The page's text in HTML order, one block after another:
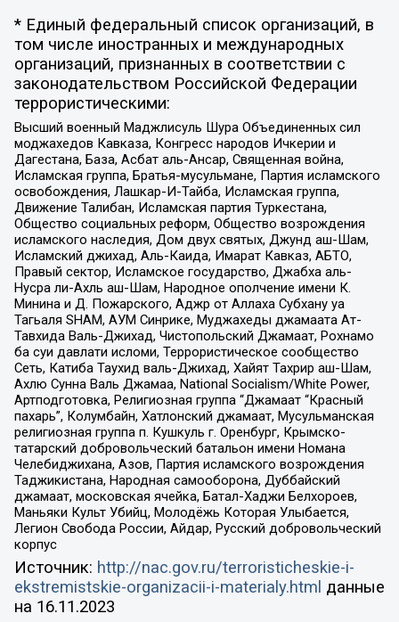
* Единый федеральный список организаций, в
том числе иностранных и международных
организаций, признанных в соответствии с
законодательством Российской Федерации
террористическими:
Высший военный Маджлисуль Шура Объединенных сил
моджахедов Кавказа, Конгресс народов Ичкерии и
Дагестана, База, Асбат аль-Ансар, Священная война,
Исламская группа, Братья-мусульмане, Партия исламского
освобождения, Лашкар-И-Тайба, Исламская группа,
Движение Талибан, Исламская партия Туркестана,
Общество социальных реформ, Общество возрождения
исламского наследия, Дом двух святых, Джунд аш-Шам,
Исламский джихад, Аль-Каида, Имарат Кавказ, АБТО,
Правый сектор, Исламское государство, Джабха аль-
Нусра ли-Ахль аш-Шам, Народное ополчение имени К.
Минина и Д. Пожарского, Аджр от Аллаха Субхану уа
Тагьаля SHAM, АУМ Синрике, Муджахеды джамаата Ат-
Тавхида Валь-Джихад, Чистопольский Джамаат, Рохнамо
ба суи давлати исломи, Террористическое сообщество
Сеть, Катиба Таухид валь-Джихад, Хайят Тахрир аш-Шам,
Ахлю Сунна Валь Джамаа, National Socialism/White Power,
Артподготовка, Религиозная группа “Джамаат “Красный
пахарь”, Колумбайн, Хатлонский джамаат, Мусульманская
религиозная группа п. Кушкуль г. Оренбург, Крымско-
татарский добровольческий батальон имени Номана
Челебиджихана, Азов, Партия исламского возрождения
Таджикистана, Народная самооборона, Дуббайский
джамаат, московская ячейка, Батал-Хаджи Белхороев,
Маньяки Культ Убийц, Молодёжь Которая Улыбается,
Легион Свобода России, Айдар, Русский добровольческий
корпус
Источник: http://nac.gov.ru/terroristicheskie-i-
ekstremistskie-organizacii-i-materialy.html данные
на 16.11.2023